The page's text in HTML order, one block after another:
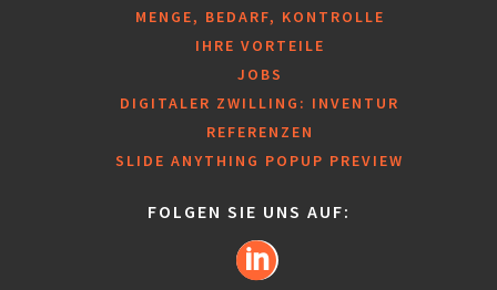
MENGE, BEDARF, KONTROLLE
IHRE VORTEILE
JOBS
DIGITALER ZWILLING: INVENTUR
REFERENZEN
SLIDE ANYTHING POPUP PREVIEW
FOLGEN SIE UNS AUF: